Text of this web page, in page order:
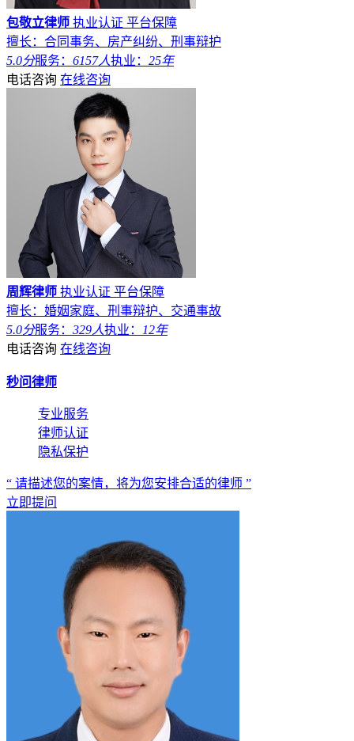
包敬立律师 执业认证 平台保障
擅长：合同事务、房产纠纷、刑事辩护
5.0分服务： 6157人执业： 25年
电话咨询 在线咨询
周辉律师 执业认证 平台保障
擅长：婚姻家庭、刑事辩护、交通事故
5.0分服务： 329人执业：
12年
电话咨询 在线咨询
秒问律师
专业服务
律师认证
隐私保护
“ 请描述您的案情，将为您安排合适的律师 ”
立即提问